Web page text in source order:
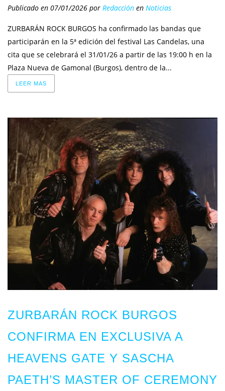
Publicado en 07/01/2026 por Redacción en Noticias
ZURBARÁN ROCK BURGOS ha confirmado las bandas que
participarán en la 5ª edición del festival Las Candelas, una
cita que se celebrará el 31/01/26 a partir de las 19:00 h en la
Plaza Nueva de Gamonal (Burgos), dentro de la...
LEER MAS
ZURBARÁN ROCK BURGOS
CONFIRMA EN EXCLUSIVA A
HEAVENS GATE Y SASCHA
PAETH’S MASTER OF CEREMONY